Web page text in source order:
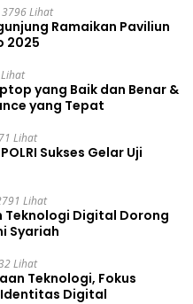
3796 Lihat
Ramaikan Paviliun
2025
yang Baik dan Benar &
yang Tepat
Lihat
Sukses Gelar Uji
Lihat
Teknologi Digital Dorong
Syariah
Lihat
Teknologi, Fokus
Identitas Digital